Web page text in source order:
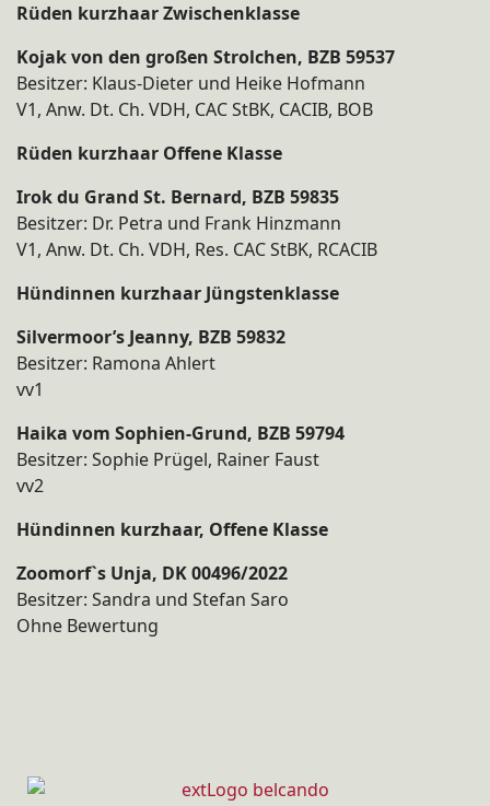
Rüden kurzhaar Zwischenklasse​
Kojak von den großen Strolchen, BZB 59537
Besitzer: Klaus-Dieter und Heike Hofmann
V1, Anw. Dt. Ch. VDH, CAC StBK, CACIB, BOB
Rüden kurzhaar Offene Klasse
Irok du Grand St. Bernard, BZB 59835
Besitzer: Dr. Petra und Frank Hinzmann
V1, Anw. Dt. Ch. VDH, Res. CAC StBK, RCACIB
Hündinnen kurzhaar Jüngstenklasse
Silvermoor’s Jeanny, BZB 59832
Besitzer: Ramona Ahlert
vv1
Haika vom Sophien-Grund, BZB 59794
Besitzer: Sophie Prügel, Rainer Faust
vv2
Hündinnen kurzhaar, Offene Klasse
Zoomorf`s Unja, DK 00496/2022
Besitzer: Sandra und Stefan Saro
Ohne Bewertung